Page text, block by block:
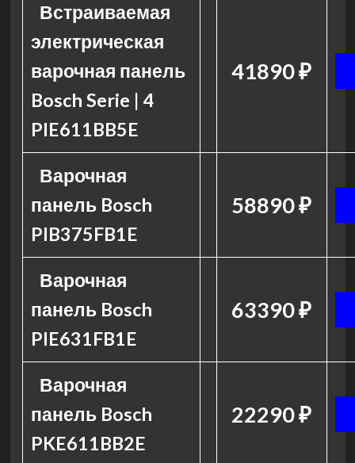
Встраиваемая
электрическая
варочная панель
Bosch Serie | 4
PIE611BB5E
41890 ₽
Варочная
панель Bosch
PIB375FB1E
58890 ₽
Варочная
панель Bosch
PIE631FB1E
63390 ₽
Варочная
панель Bosch
PKE611BB2E
22290 ₽